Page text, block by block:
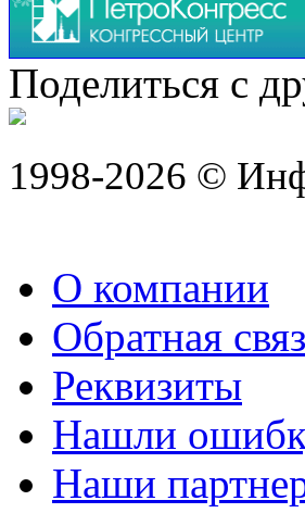
Поделиться с
1998-2026 ©
О компании
Обратная
Реквизиты
Нашли
Наши